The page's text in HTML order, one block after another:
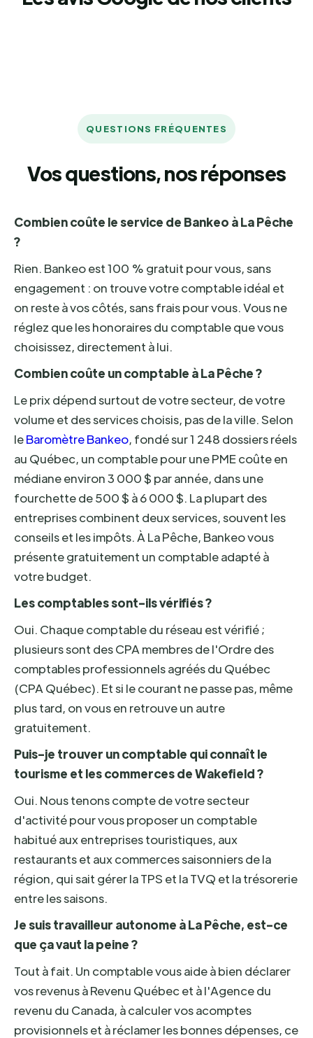
QUESTIONS FRÉQUENTES
Vos questions, nos réponses
Combien coûte le service de Bankeo à La Pêche
?
Rien. Bankeo est 100 % gratuit pour vous, sans
engagement : on trouve votre comptable idéal et
on reste à vos côtés, sans frais pour vous. Vous ne
réglez que les honoraires du comptable que vous
choisissez, directement à lui.
Combien coûte un comptable à La Pêche ?
Le prix dépend surtout de votre secteur, de votre
volume et des services choisis, pas de la ville. Selon
leBaromètre Bankeo, fondé sur 1 248 dossiers réels
au Québec, un comptable pour une PME coûte en
médiane environ 3 000 $ par année, dans une
fourchette de 500 $ à 6 000 $. La plupart des
entreprises combinent deux services, souvent les
conseils et les impôts. À La Pêche, Bankeo vous
présente gratuitement un comptable adapté à
votre budget.
Les comptables sont-ils vérifiés ?
Oui. Chaque comptable du réseau est vérifié ;
plusieurs sont des CPA membres de l'Ordre des
comptables professionnels agréés du Québec
(CPA Québec). Et si le courant ne passe pas, même
plus tard, on vous en retrouve un autre
gratuitement.
Puis-je trouver un comptable qui connaît le
tourisme et les commerces de Wakefield ?
Oui. Nous tenons compte de votre secteur
d'activité pour vous proposer un comptable
habitué aux entreprises touristiques, aux
restaurants et aux commerces saisonniers de la
région, qui sait gérer la TPS et la TVQ et la trésorerie
entre les saisons.
Je suis travailleur autonome à La Pêche, est-ce
que ça vaut la peine ?
Tout à fait. Un comptable vous aide à bien déclarer
vos revenus à Revenu Québec et à l'Agence du
revenu du Canada, à calculer vos acomptes
provisionnels et à réclamer les bonnes dépenses, ce